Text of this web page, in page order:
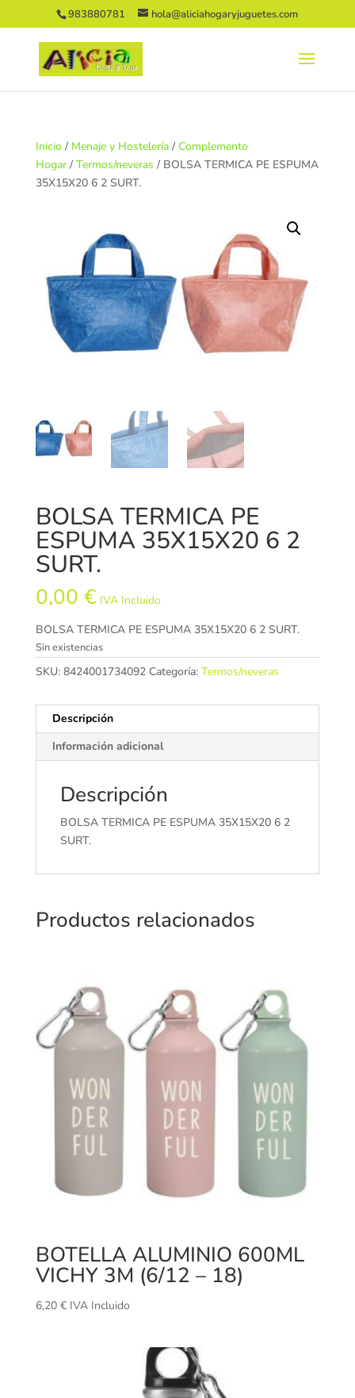
983880781 hola@aliciahogaryjuguetes.com
Inicio/ Menaje y Hostelería/ Complemento
Hogar/ Termos/neveras / BOLSA TERMICA PE ESPUMA
35X15X20 6 2 SURT.
BOLSA TERMICA PE
ESPUMA 35X15X20 6 2
SURT.
0,00 € IVA Incluido
BOLSA TERMICA PE ESPUMA 35X15X20 6 2 SURT.
Sin existencias
SKU: 8424001734092 Categoría: Termos/neveras
Descripción
Información adicional
Descripción
BOLSA TERMICA PE ESPUMA 35X15X20 6 2
SURT.
Productos relacionados
BOTELLA ALUMINIO 600ML
VICHY 3M (6/12 – 18)
6,20 € IVA Incluido